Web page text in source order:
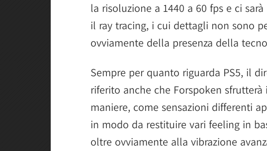
la risoluzione a 1440 a 60 fps e ci
il ray tracing, i cui dettagli non sono
ovviamente della presenza della
Sempre per quanto riguarda PS5, il
riferito anche che Forspoken sfrutterà
maniere, come sensazioni differenti
in modo da restituire vari feeling in
oltre ovviamente alla vibrazione